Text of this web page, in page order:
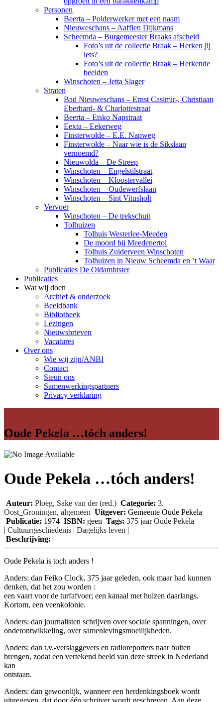
Personen
Beerta – Polderwerker met een naam
Nieuweschans – Aaffien Dijkmans
Scheemda – Burgemeester Braaks afscheid
Foto’s uit de collectie Braak – Herken jij
iets?
Foto’s uit de collectie Braak – Herkende
beelden
Winschoten – Jetta Slager
Straten
Bad Nieuweschans – Ernst Casimir-, Christiaan
Eberhard- & Charlottestraat
Beerta – Etsko Napstraat
Eexta – Eekerweg
Finsterwolde – E.E. Napweg
Finsterwolde – Naar wie is de Sikslaan
vernoemd?
Nieuwolda – De Streep
Winschoten – Engelstilstraat
Winschoten – Kloostervallei
Winschoten – Oudewerfslaan
Winschoten – Sint Vitusholt
Vervoer
Winschoten – De trekschuit
Tolhuizen
Tolhuis Westerlee-Meeden
De moord bij Meedenertol
Tolhuis Zuiderveen Winschoten
Tolhuizen in Nieuw Scheemda en ’t Waar
Publicaties De Oldambtster
Publicaties
Wat wij doen
Archief & onderzoek
Beeldbank
Bibliotheek
Lezingen
Nieuwsbrieven
Vacatures
Over ons
Wie wij zijn/ANBI
Contact
Steun ons
Samenwerkingspartners
Privacy verklaring
Oude Pekela …tóch anders!
Oude Pekela …tóch anders!
Auteur: Ploeg, Sake van der (red.) Categorie: 3.
Oost_Groningen, algemeen Uitgever: Gemeente Oude Pekela
Publicatie: 1974 ISBN: geen Tags: 375 jaar Oude Pekela
| Cultuurgeschiedenis | Dagelijks leven |
Beschrijving:
Oude Pekela is toch anders !
Anders: dan Feiko Clock, 375 jaar geleden, ook maar had kunnen
denken, dat het zou worden :
een vaart voor de turfafvoer; een kanaal met huizen daarlangs.
Kortom, een veenkolonie.
Anders: dan journalisten schrijven over sociale spanningen, over
onderontwikkeling, over samenlevingsmoeilijkheden.
Anders: dan t.v.-verslaggevers en radioreporters naar buiten
brengen, zodat een vertekend beeld van deze streek in Nederland
kan
ontstaan.
Anders: dan gewoonlijk, wanneer een herdenkingsboek wordt
uitgegeven, dat door één schrijver wordt geschreven. Aan deze